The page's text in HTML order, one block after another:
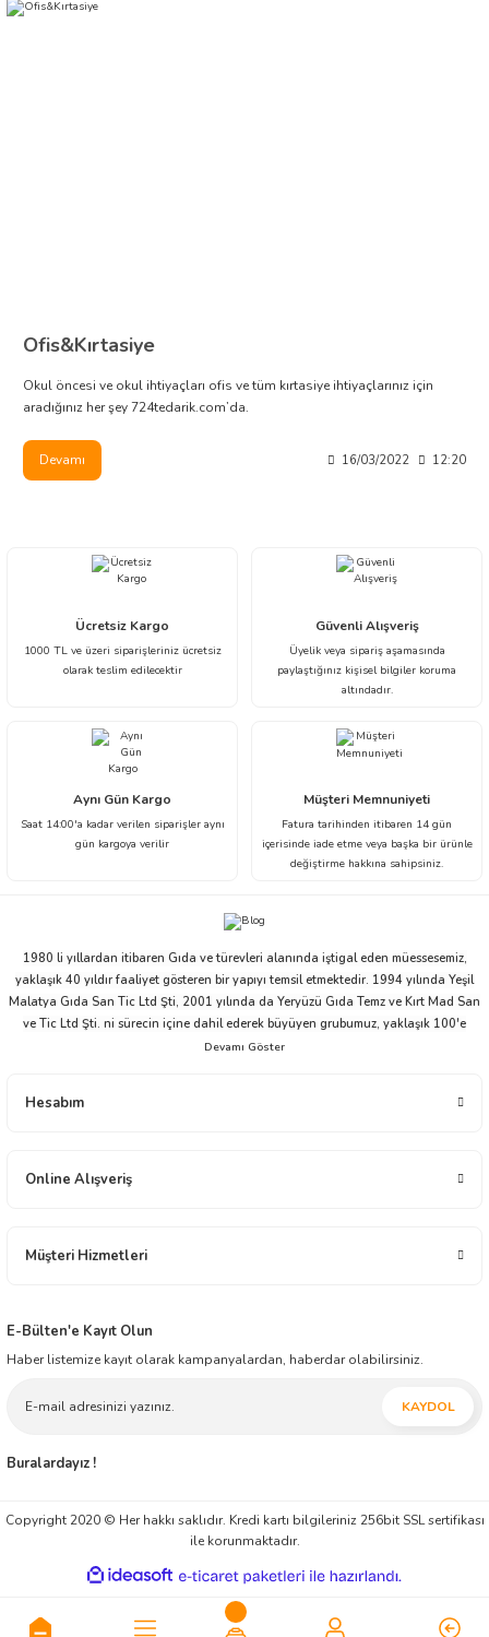
Ofis&Kırtasiye
Okul öncesi ve okul ihtiyaçları ofis ve tüm kırtasiye ihtiyaçlarınız için
aradığınız her şey 724tedarik.com’da.
Devamı 16/03/2022 12:20
Ücretsiz Kargo
1000 TL ve üzeri siparişleriniz ücretsiz
olarak teslim edilecektir
Güvenli Alışveriş
Üyelik veya sipariş aşamasında
paylaştığınız kişisel bilgiler koruma
altındadır.
Aynı Gün Kargo
Saat 14:00'a kadar verilen siparişler aynı
gün kargoya verilir
Müşteri Memnuniyeti
Fatura tarihinden itibaren 14 gün
içerisinde iade etme veya başka bir ürünle
değiştirme hakkına sahipsiniz.
1980 li yıllardan itibaren Gıda ve türevleri alanında iştigal eden müessesemiz,
yaklaşık 40 yıldır faaliyet gösteren bir yapıyı temsil etmektedir. 1994 yılında Yeşil
Malatya Gıda San Tic Ltd Şti, 2001 yılında da Yeryüzü Gıda Temz ve Kırt Mad San
ve Tic Ltd Şti. ni sürecin içine dahil ederek büyüyen grubumuz, yaklaşık 100'e
yakın çalışanı ve ticari partnerleriyle beraber bu ivmesini devam ettirme niyeti ve
sektöründe faaliyet göstermektedir. Çikolata, Atıştırmalık, Elektronik, Ev - Yaşam,
anlayışını harmanlayarak, ticaretin zaman ve mekân faydasını yansıtmaya ilelebet
Hesabım
Online Alışveriş
Müşteri Hizmetleri
E-Bülten'e Kayıt Olun
Haber listemize kayıt olarak kampanyalardan, haberdar olabilirsiniz.
KAYDOL
Buralardayız !
Copyright 2020 © Her hakkı saklıdır. Kredi kartı bilgileriniz 256bit SSL sertifikası
ile korunmaktadır.
ideasoft
e-